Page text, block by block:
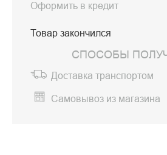
Оформить в кредит
Товар закончился
СПОСОБЫ
Доставка транспортом
Самовывоз из магазина